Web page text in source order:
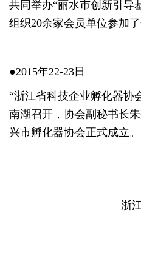
共同举办“丽水市创新引导
组织20余家会员单位参加了
●2015年22-23日
“浙江省科技企业孵化器协
南湖召开，协会副秘书长
兴市孵化器协会正式成立。
浙